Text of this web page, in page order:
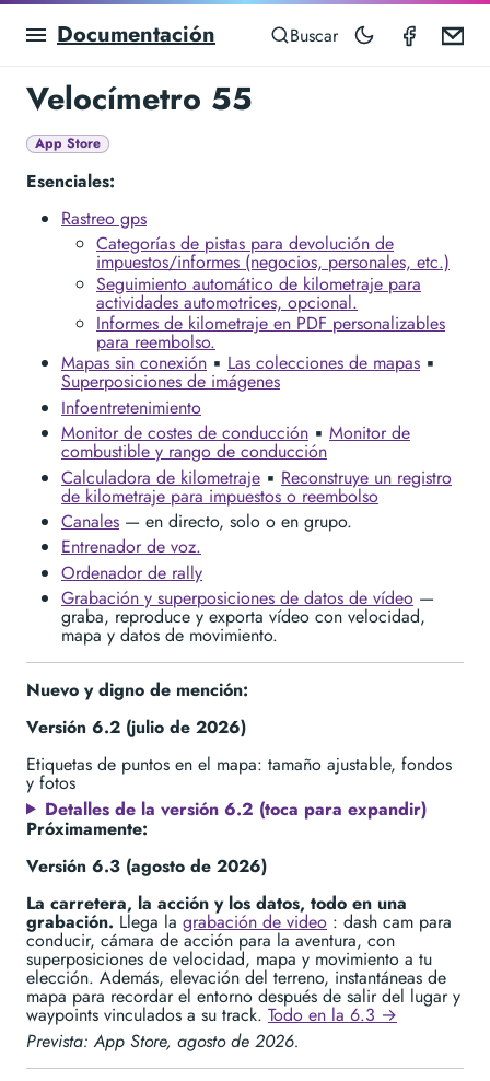
Documentación Buscar
Velocímetro 55
App Store
Esenciales:
Rastreo gps
Categorías de pistas para devolución de
impuestos/informes (negocios, personales, etc.)
Seguimiento automático de kilometraje para
actividades automotrices, opcional.
Informes de kilometraje en PDF personalizables
para reembolso.
Mapas sin conexión ▪︎ Las colecciones de mapas ▪︎
Superposiciones de imágenes
Infoentretenimiento
Monitor de costes de conducción ▪︎ Monitor de
combustible y rango de conducción
Calculadora de kilometraje ▪︎ Reconstruye un registro
de kilometraje para impuestos o reembolso
Canales — en directo, solo o en grupo.
Entrenador de voz.
Ordenador de rally
Grabación y superposiciones de datos de vídeo —
graba, reproduce y exporta vídeo con velocidad,
mapa y datos de movimiento.
Nuevo y digno de mención:
Versión 6.2 (julio de 2026)
Etiquetas de puntos en el mapa: tamaño ajustable, fondos
y fotos
Detalles de la versión 6.2 (toca para expandir)
Próximamente:
Versión 6.3 (agosto de 2026)
La carretera, la acción y los datos, todo en una
grabación. Llega la grabación de video : dash cam para
conducir, cámara de acción para la aventura, con
superposiciones de velocidad, mapa y movimiento a tu
elección. Además, elevación del terreno, instantáneas de
mapa para recordar el entorno después de salir del lugar y
waypoints vinculados a su track. Todo en la 6.3 →
Prevista: App Store, agosto de 2026.